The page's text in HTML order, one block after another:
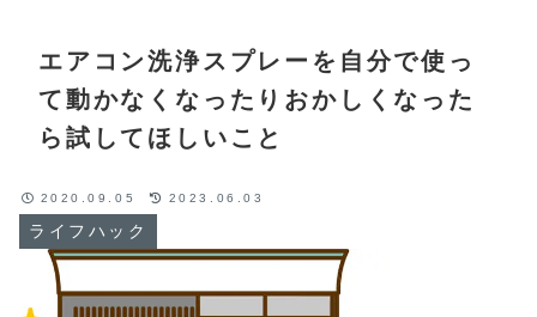
エアコン洗浄スプレーを自分で使っ
て動かなくなったりおかしくなった
ら試してほしいこと
ライフハック
2020.09.05 2023.06.03